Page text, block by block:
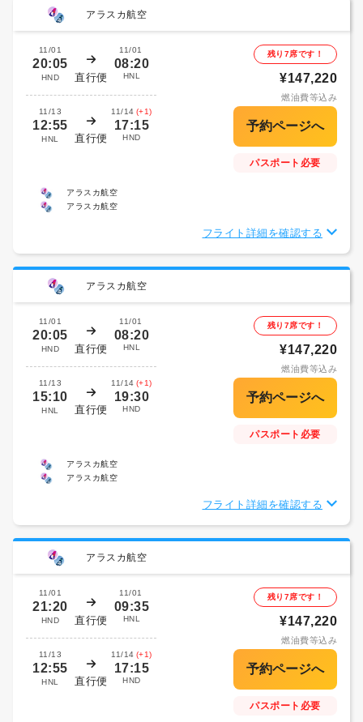
アラスカ航空
11/01
20:05
HND 直行便
11/01
08:20
HNL
11/13
12:55
HNL 直行便
11/14 (+1)
17:15
HND
残り7席です！
¥147,220
燃油費等込み
パスポート必要
アラスカ航空
アラスカ航空
フライト詳細を確認する
アラスカ航空
11/01
20:05
HND 直行便
11/01
08:20
HNL
11/13
15:10
HNL 直行便
11/14 (+1)
19:30
HND
残り7席です！
¥147,220
燃油費等込み
パスポート必要
アラスカ航空
アラスカ航空
フライト詳細を確認する
アラスカ航空
11/01
21:20
HND 直行便
11/01
09:35
HNL
11/13
12:55
HNL 直行便
11/14 (+1)
17:15
HND
残り7席です！
¥147,220
燃油費等込み
パスポート必要